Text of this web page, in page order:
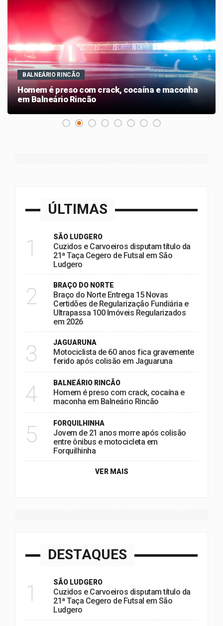
BALNEÁRIO RINCÃO
Homem é preso com crack, cocaína e maconha
em Balneário Rincão
ÚLTIMAS
1 SÃO LUDGERO
Cuzidos e Carvoeiros disputam título da
21ª Taça Cegero de Futsal em São
Ludgero
2 BRAÇO DO NORTE
Braço do Norte Entrega 15 Novas
Certidões de Regularização Fundiária e
Ultrapassa 100 Imóveis Regularizados
em 2026
3 JAGUARUNA
Motociclista de 60 anos fica gravemente
ferido após colisão em Jaguaruna
4 BALNEÁRIO RINCÃO
Homem é preso com crack, cocaína e
maconha em Balneário Rincão
5 FORQUILHINHA
Jovem de 21 anos morre após colisão
entre ônibus e motocicleta em
Forquilhinha
VER MAIS
DESTAQUES
1 SÃO LUDGERO
Cuzidos e Carvoeiros disputam título da
21ª Taça Cegero de Futsal em São
Ludgero